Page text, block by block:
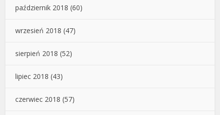
październik 2018 (60)
wrzesień 2018 (47)
sierpień 2018 (52)
lipiec 2018 (43)
czerwiec 2018 (57)